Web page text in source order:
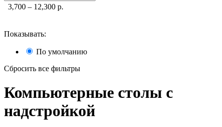
3,700 – 12,300 р.
Показывать:
По умолчанию
Сбросить все фильтры
Компьютерные столы с
надстройкой